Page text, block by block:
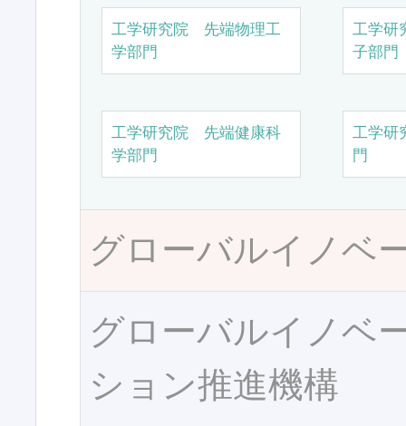
工学研究院 先端物理工
学部門
工学研
子部門
工学研究院 先端健康科
学部門
工学研
門
グローバルイノベ
グローバルイノベ
ション推進機構